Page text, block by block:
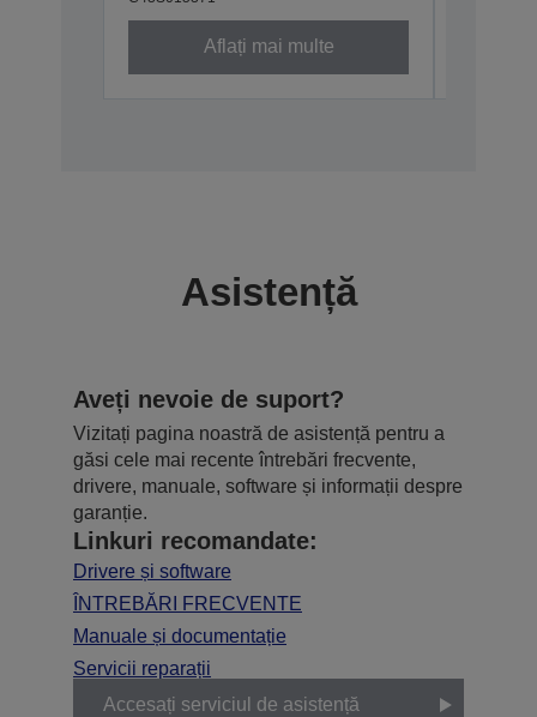
Aflați mai multe
Asistență
Aveți nevoie de suport?
Vizitați pagina noastră de asistență pentru a
găsi cele mai recente întrebări frecvente,
drivere, manuale, software și informații despre
garanție.
Linkuri recomandate:
Drivere și software
ÎNTREBĂRI FRECVENTE
Manuale și documentație
Servicii reparații
Accesați serviciul de asistență